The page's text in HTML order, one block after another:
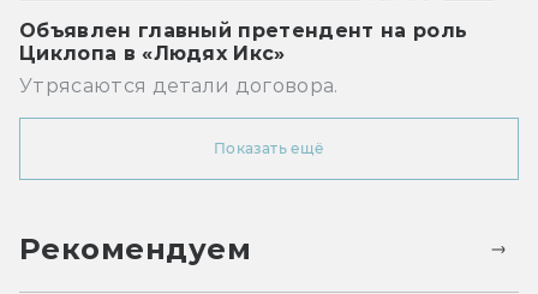
Объявлен главный претендент на роль
Циклопа в «Людях Икс»
Утрясаются детали договора.
Показать ещё
Рекомендуем